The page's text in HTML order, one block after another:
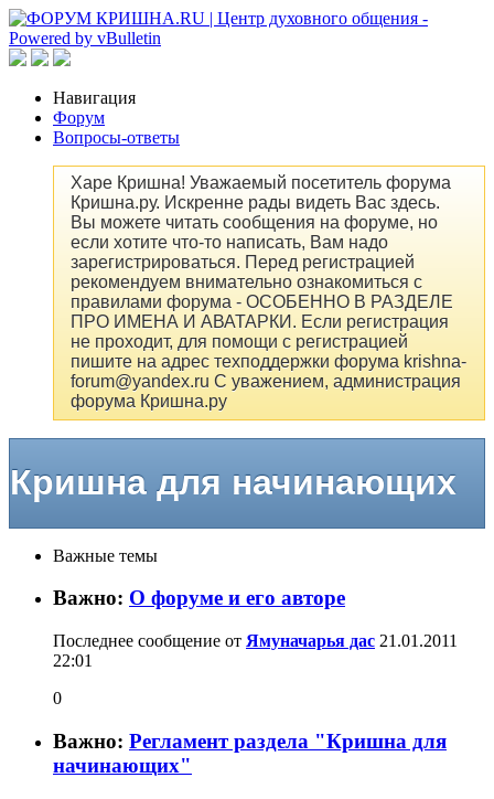
Навигация
Форум
Вопросы-ответы
Харе Кришна! Уважаемый посетитель форума
Кришна.ру. Искренне рады видеть Вас здесь.
Вы можете читать сообщения на форуме, но
если хотите что-то написать, Вам надо
зарегистрироваться. Перед регистрацией
рекомендуем внимательно ознакомиться с
правилами форума - ОСОБЕННО В РАЗДЕЛЕ
ПРО ИМЕНА И АВАТАРКИ. Если регистрация
не проходит, для помощи с регистрацией
пишите на адрес техподдержки форума krishna-
forum@yandex.ru С уважением, администрация
форума Кришна.ру
Кришна для начинающих
Важные темы
Важно: О форуме и его авторе
Последнее сообщение от Ямуначарья дас 21.01.2011
22:01
0
Важно: Регламент раздела "Кришна для
начинающих"